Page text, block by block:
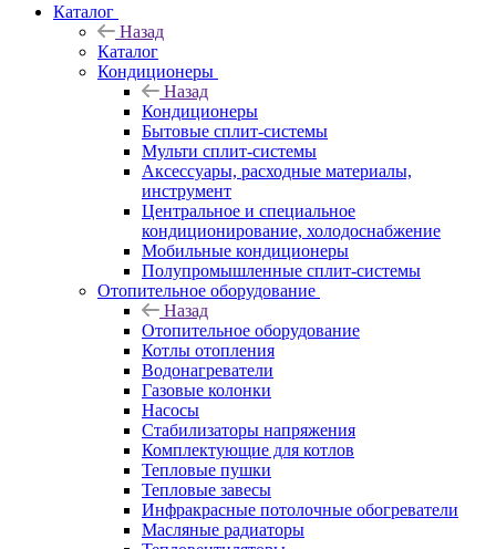
Каталог
Назад
Каталог
Кондиционеры
Назад
Кондиционеры
Бытовые сплит-системы
Мульти сплит-системы
Аксессуары, расходные материалы,
инструмент
Центральное и специальное
кондиционирование, холодоснабжение
Мобильные кондиционеры
Полупромышленные сплит-системы
Отопительное оборудование
Назад
Отопительное оборудование
Котлы отопления
Водонагреватели
Газовые колонки
Насосы
Стабилизаторы напряжения
Комплектующие для котлов
Тепловые пушки
Тепловые завесы
Инфракрасные потолочные обогреватели
Масляные радиаторы